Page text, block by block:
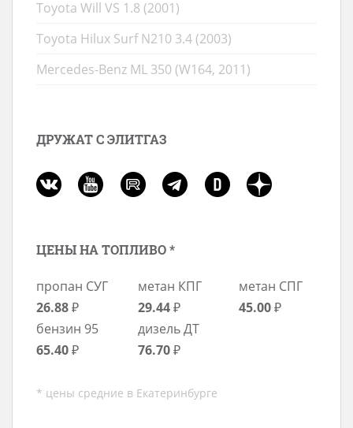
Toyota Will VS 1.8 (2001)
Toyota Hilux Surf N210 3.4 (2003)
Mercedes-Benz ML 350 (W164, 2011)
ДРУЖАТ С ЭЛИТГАЗ
ЦЕНЫ НА ТОПЛИВО *
пропан СУГ
26.88₽
метан КПГ
29.44₽
метан СПГ
45.00₽
бензин 95
65.40₽
дизель ДТ
76.70₽
* цены средние в Екатеринбурге